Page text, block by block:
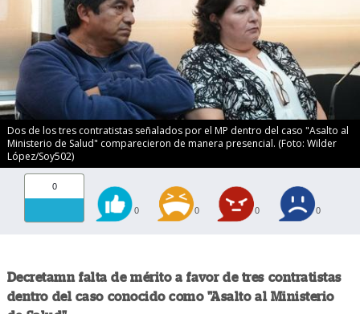
Dos de los tres contratistas señalados por el MP dentro del caso "Asalto al
Ministerio de Salud" comparecieron de manera presencial. (Foto: Wilder
López/Soy502)
0
0 0 0 0
Decretamn falta de mérito a favor de tres contratistas
dentro del caso conocido como "Asalto al Ministerio